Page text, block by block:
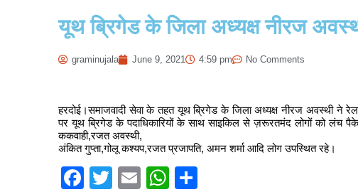
यूथ ब्रिगेड के जिला अध्यक्ष नीरज
graminujala June 9, 2021 4:59 pm No Comments
हरदोई।समाजवादी सेवा के तहत यूथ ब्रिगेड के जिला अध्यक्ष नीरज अवस्थी ने
पर यूथ ब्रिगेड के पदाधिकारियों के साथ साइकिल से ज़रूरतमंद लोगों को लंच
ककवाही,रजत अवस्थी,
अंकित गुप्ता,गोलू कश्यप,रजत प्रजापति, अमन शर्मा आदि लोग उपस्थित रहे।
Facebook
TwitterEmailWhatsApp